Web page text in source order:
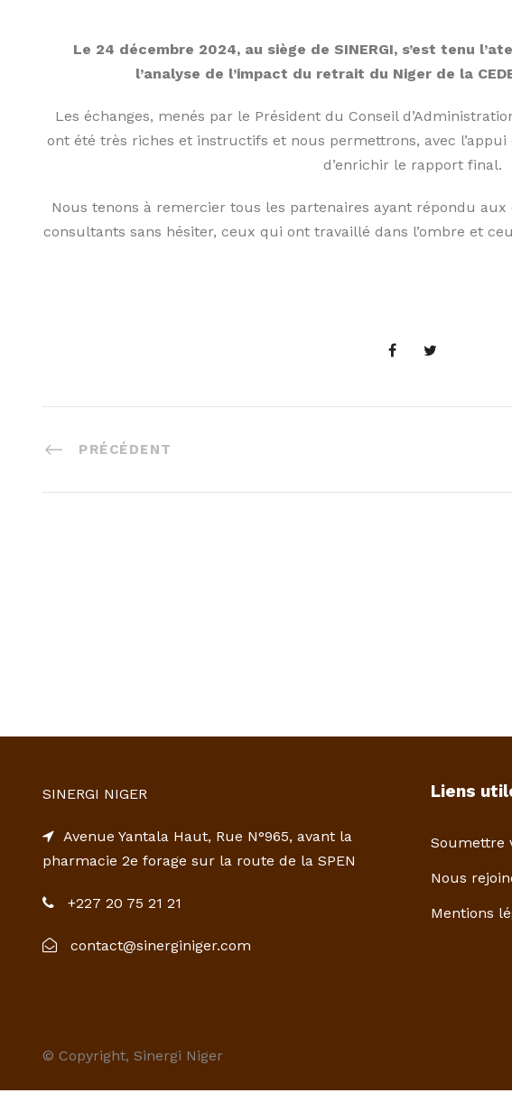
Le 24 décembre 2024, au siège de SINERGI, s’est tenu
l’analyse de l’impact du retrait du Niger de la
Les échanges, menés par le Président du Conseil
ont été très riches et instructifs et nous permettrons, avec l’appui
d’enrichir le rapport final.
Nous tenons à remercier tous les partenaires ayant répondu
consultants sans hésiter, ceux qui ont travaillé dans l’ombre et
PRÉCÉDENT
SINERGI NIGER
Avenue Yantala Haut, Rue N°965, avant la
pharmacie 2e forage sur la route de la SPEN
+227 20 75 21 21
contact@sinerginiger.com
Liens
Soumettre
Nous
Mentions
© Copyright, Sinergi Niger